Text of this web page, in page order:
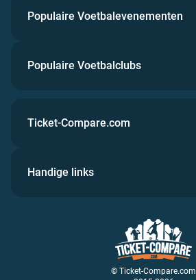
Populaire Voetbalevenementen
Populaire Voetbalclubs
© Ticket-Compare.com
Ticket-Compare.com
Handige links